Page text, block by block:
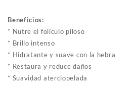
Beneficios:
* Nutre el folículo piloso
* Brillo intenso
* Hidratante y suave con la hebra
* Restaura y reduce daños
* Suavidad aterciopelada